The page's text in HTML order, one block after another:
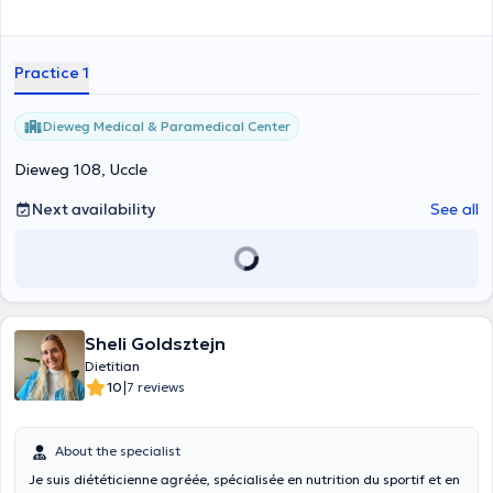
Practice 1
Dieweg Medical & Paramedical Center
Dieweg 108, Uccle
Next availability
See all
Sheli Goldsztejn
Dietitian
10|7 reviews
About the specialist
Je suis diététicienne agréée, spécialisée en nutrition du sportif et en